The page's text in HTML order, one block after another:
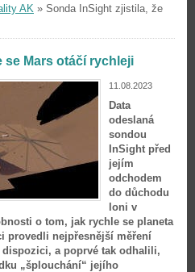
AK » Sonda InSight zjistila, že
se Mars otáčí rychleji
11.08.2023
Data
odeslaná
sondou
InSight před
jejím
odchodem
do důchodu
loni v
o tom, jak rychle se planeta
provedli nejpřesnější měření
a poprvé tak odhalili,
„šplouchání“ jejího